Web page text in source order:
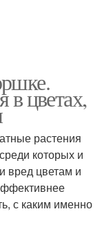
в цветах,
растения
которых и
вред цветам и
с каким именно